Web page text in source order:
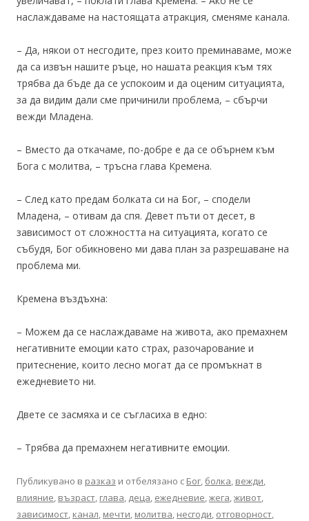
наслаждаваме на настоящата атракция, сменяме канала.
– Да, някои от несгодите, през които преминаваме, може
да са извън нашите ръце, но нашата реакция към тях
трябва да бъде да се успокоим и да оценим ситуацията,
за да видим дали сме причинили проблема, – сбърчи
вежди Младена.
– Вместо да откачаме, по-добре е да се обърнем към
Бога с молитва, – тръсна глава Кремена.
– След като предам болката си на Бог, – сподели
Младена, – отивам да спя. Девет пъти от десет, в
зависимост от сложността на ситуацията, когато се
събудя, Бог обикновено ми дава план за разрешаване на
проблема ми.
Кремена въздъхна:
– Можем да се наслаждаваме на живота, ако премахнем
негативните емоции като страх, разочарование и
притеснение, които лесно могат да се промъкнат в
ежедневието ни.
Двете се засмяха и се съгласиха в едно:
– Трябва да премахнем негативните емоции.
Публикувано в разказ и отбелязано с Бог, болка, вежди,
влияние, възраст, глава, деца, ежедневие,жега,живот,
зависимост, канал, мечти, молитва, несгоди, отговорност,